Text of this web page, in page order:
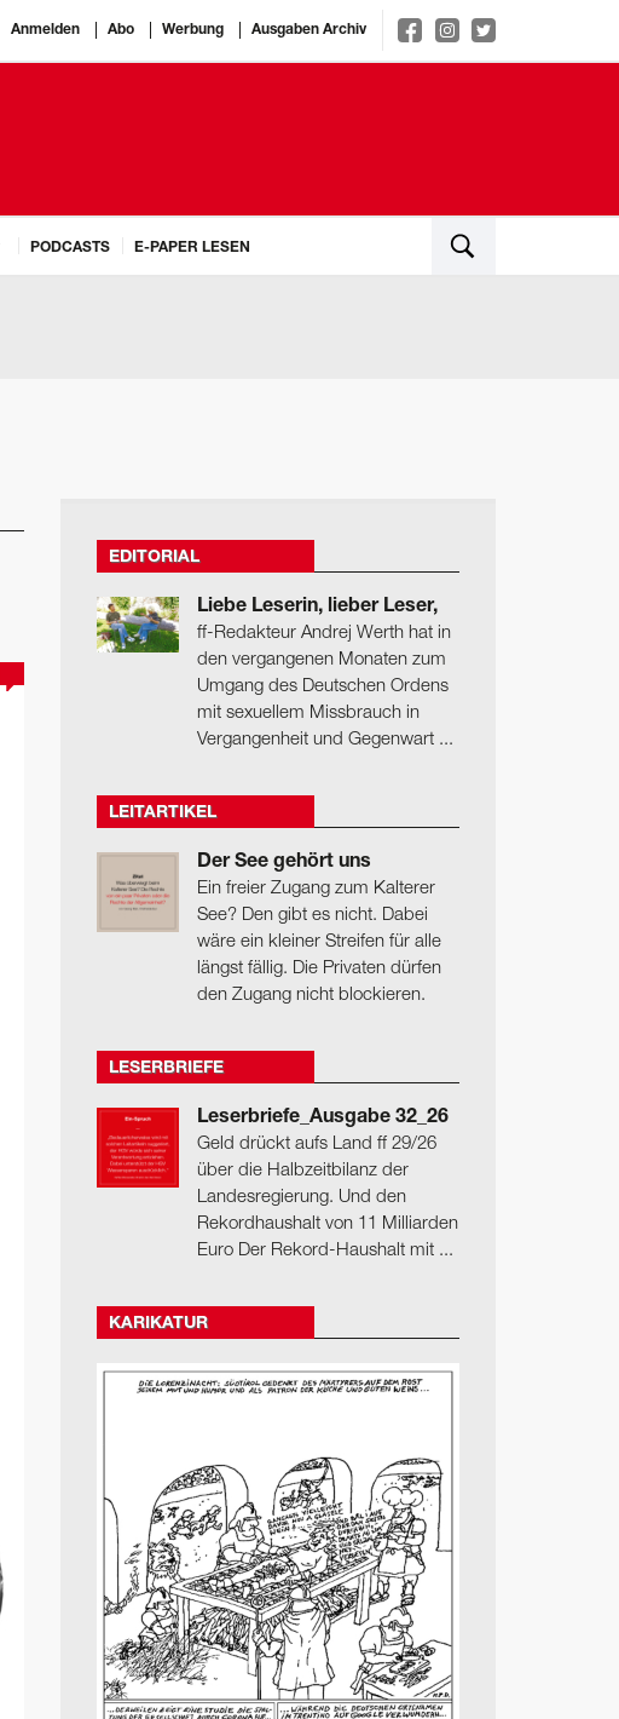
Anmelden Abo Werbung Ausgaben Archiv
PODCASTS E-PAPER LESEN
EDITORIAL
Liebe Leserin, lieber Leser,
ff-Redakteur Andrej Werth hat in
den vergangenen Monaten zum
Umgang des Deutschen Ordens
mit sexuellem Missbrauch in
Vergangenheit und Gegenwart ...
LEITARTIKEL
Der See gehört uns
Ein freier Zugang zum Kalterer
See? Den gibt es nicht. Dabei
wäre ein kleiner Streifen für alle
längst fällig. Die Privaten dürfen
den Zugang nicht blockieren.
LESERBRIEFE
Leserbriefe_Ausgabe 32_26
Geld drückt aufs Land ff 29/26
über die Halbzeitbilanz der
Landesregierung. Und den
Rekordhaushalt von 11 Milliarden
Euro Der Rekord-Haushalt mit ...
KARIKATUR